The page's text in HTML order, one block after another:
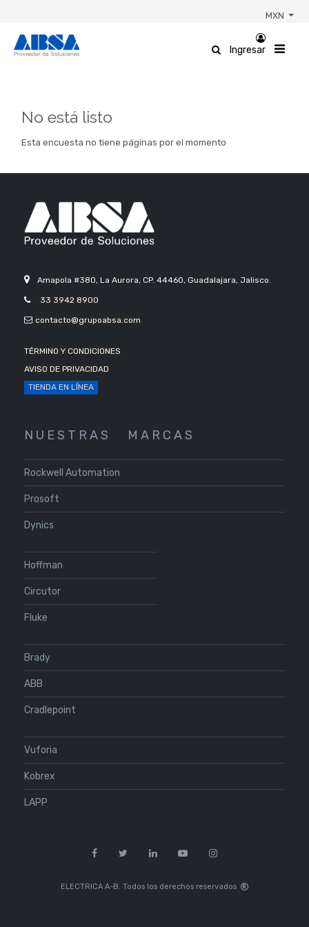
MXN
Ingresar
No está listo
Esta encuesta no tiene páginas por el momento
Amapola #380, La Aurora, CP. 44460, Guadalajara, Jalisco.
33 3942 8900
contacto@grupoabsa.com
TÉRMINO Y CONDICIONES
AVISO DE PRIVACIDAD
TIENDA EN LÍNEA
N U E S T R A S M A R C A S
Rockwell Automation
Prosoft
Dynics
Hoffman
Circutor
Fluke
Brady
ABB
Cradlepoint
Vuforia
Kobrex
LAPP
ELECTRICA A-B. Todos los derechos reservados